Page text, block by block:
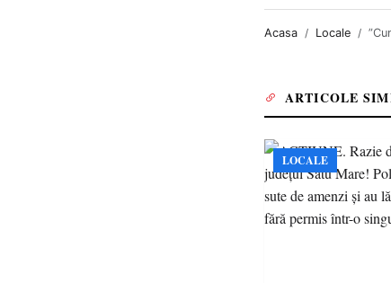
Acasa Locale
ARTICOLE
LOCALE